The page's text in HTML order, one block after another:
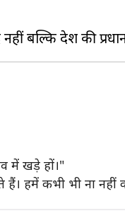
में खड़े हों।"
हमें कभी भी ना नहीं